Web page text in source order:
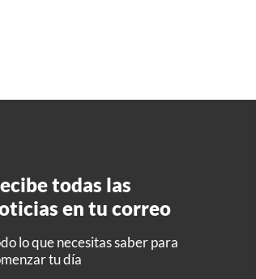
todas las
en tu correo
lo que necesitas saber para
tu día